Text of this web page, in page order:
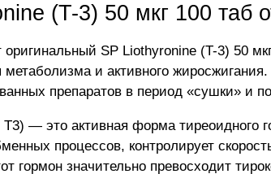
(T-3) 50 мкг 100 таб
оригинальный SP Liothyronine (T-3)
и активного
препаратов в период «сушки» и
— это активная форма тиреоидного
процессов, контролирует
гормон значительно превосходит